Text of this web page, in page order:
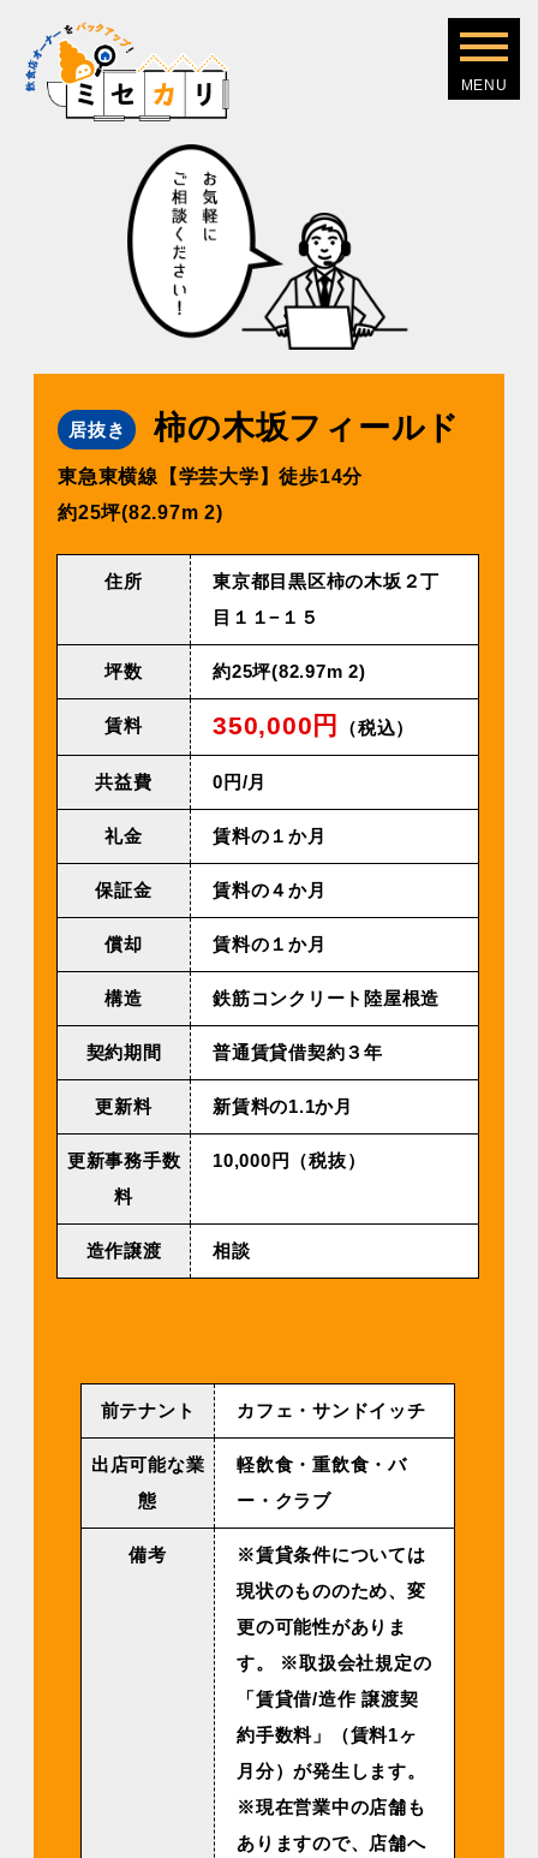
居抜き 柿の木坂フィールド
東急東横線【学芸大学】徒歩14分
約25坪(82.97m 2)
住所
東京都目黒区柿の木坂２丁
目１１−１５
坪数 約25坪(82.97m 2)
賃料 350,000円 （税込）
共益費 0円/月
礼金 賃料の１か月
保証金 賃料の４か月
償却 賃料の１か月
構造 鉄筋コンクリート陸屋根造
契約期間 普通賃貸借契約３年
更新料 新賃料の1.1か月
更新事務手数
料
10,000円（税抜）
造作譲渡 相談
前テナント カフェ・サンドイッチ
出店可能な業
態
軽飲食・重飲食・バ
ー・クラブ
備考
※賃貸条件については
現状のもののため、変
更の可能性がありま
す。 ※取扱会社規定の
「賃貸借/造作 譲渡契
約手数料」（賃料1ヶ
月分）が発生します。
※現在営業中の店舗も
ありますので、店舗へ